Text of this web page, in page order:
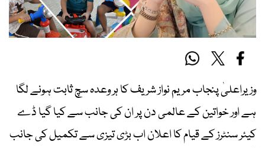
وزیراعلیٰ پنجاب مریم نواز شریف کا ہر وعدہ سچ ثابت ہونے لگا
ہے اور خواتین کے عالمی دن پر ان کی جانب سے کیا گیا ڈے
کیئر سنٹرز کے قیام کا اعلان اب بڑی تیزی سے تکمیل کی جانب